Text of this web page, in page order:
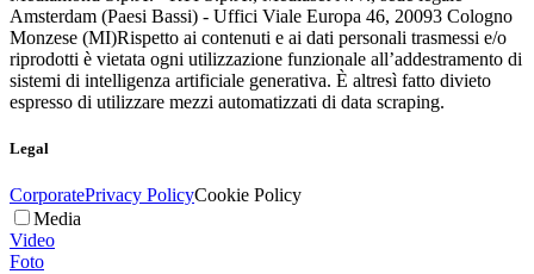
Amsterdam (Paesi Bassi) - Uffici Viale Europa 46, 20093 Cologno
Monzese (MI)Rispetto ai contenuti e ai dati personali trasmessi e/o
riprodotti è vietata ogni utilizzazione funzionale all’addestramento di
sistemi di intelligenza artificiale generativa. È altresì fatto divieto
espresso di utilizzare mezzi automatizzati di data scraping.
Legal
CorporatePrivacy PolicyCookie Policy
Media
Video
Foto